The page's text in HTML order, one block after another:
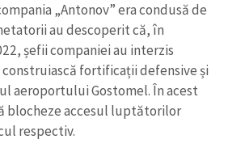
„Antonov” era condusă de
au descoperit că, în
șefii companiei au interzis
fortificații defensive și
aeroportului Gostomel. În acest
blocheze accesul luptătorilor
respectiv.